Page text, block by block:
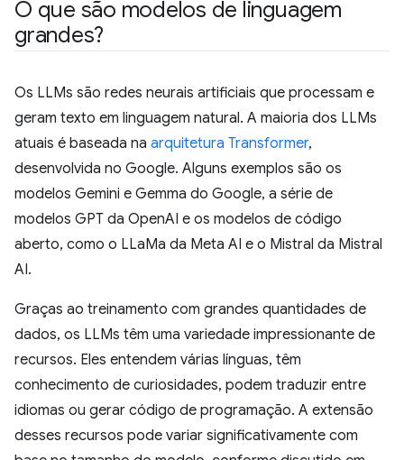
O que são modelos de linguagem
grandes?
Os LLMs são redes neurais artificiais que processam e
geram texto em linguagem natural. A maioria dos LLMs
atuais é baseada na arquitetura Transformer,
desenvolvida no Google. Alguns exemplos são os
modelos Gemini e Gemma do Google, a série de
modelos GPT da OpenAI e os modelos de código
aberto, como o LLaMa da Meta AI e o Mistral da Mistral
AI.
Graças ao treinamento com grandes quantidades de
dados, os LLMs têm uma variedade impressionante de
recursos. Eles entendem várias línguas, têm
conhecimento de curiosidades, podem traduzir entre
idiomas ou gerar código de programação. A extensão
desses recursos pode variar significativamente com